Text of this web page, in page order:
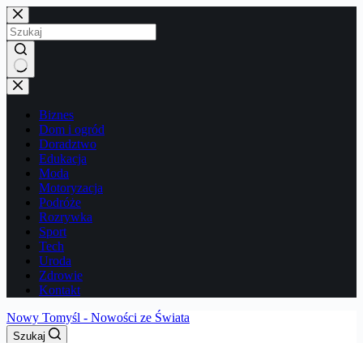
Przejdź
do
treści
Brak
wyników
Biznes
Dom i ogród
Doradztwo
Edukacja
Moda
Motoryzacja
Podróże
Rozrywka
Sport
Tech
Uroda
Zdrowie
Kontakt
Nowy Tomyśl - Nowości ze Świata
Szukaj